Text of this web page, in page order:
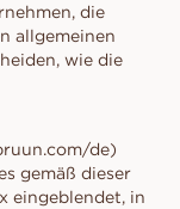
die
allgemeinen
wie die
de)
gemäß dieser
eingeblendet, in